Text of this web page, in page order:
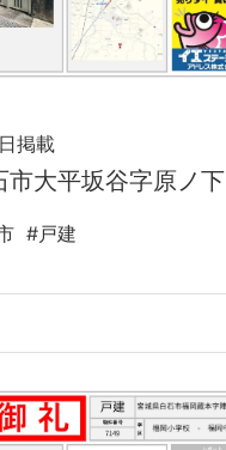
掲載
市大平坂谷字原ノ下
#戸建